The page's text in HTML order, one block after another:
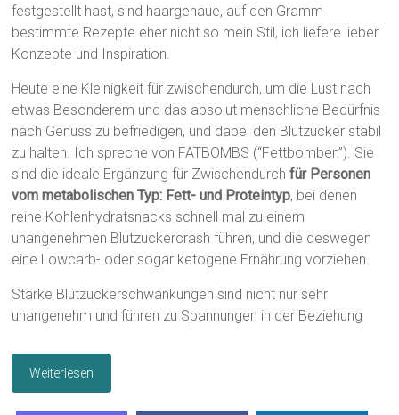
festgestellt hast, sind haargenaue, auf den Gramm
bestimmte Rezepte eher nicht so mein Stil, ich liefere lieber
Konzepte und Inspiration.
Heute eine Kleinigkeit für zwischendurch, um die Lust nach
etwas Besonderem und das absolut menschliche Bedürfnis
nach Genuss zu befriedigen, und dabei den Blutzucker stabil
zu halten. Ich spreche von FATBOMBS (“Fettbomben”). Sie
sind die ideale Ergänzung für Zwischendurchfür Personen
vom metabolischen Typ: Fett- und Proteintyp, bei denen
reine Kohlenhydratsnacks schnell mal zu einem
unangenehmen Blutzuckercrash führen, und die deswegen
eine Lowcarb- oder sogar ketogene Ernährung vorziehen.
Starke Blutzuckerschwankungen sind nicht nur sehr
unangenehm und führen zu Spannungen in der Beziehung
Weiterlesen